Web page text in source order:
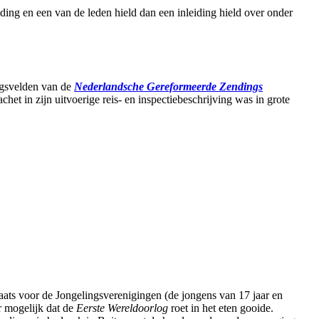
en een van de leden hield dan een inleiding hield over onder
van de Nederlandsche Gereformeerde Zendings
in zijn uitvoerige reis- en inspectiebeschrijving was in grote
voor de Jongelingsverenigingen (de jongens van 17 jaar en
mogelijk dat de Eerste Wereldoorlog roet in het eten gooide.